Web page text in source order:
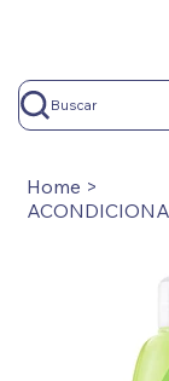
Buscar
Home >